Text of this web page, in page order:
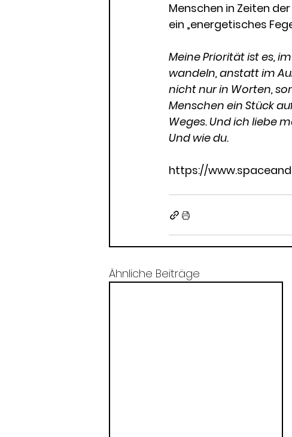
Menschen in Zeiten
ein „energetisches
Meine Priorität ist es,
wandeln, anstatt im
nicht nur in Worten,
Menschen ein Stück
Weges. Und ich liebe
Und wie du.
https://
Ähnliche Beiträge